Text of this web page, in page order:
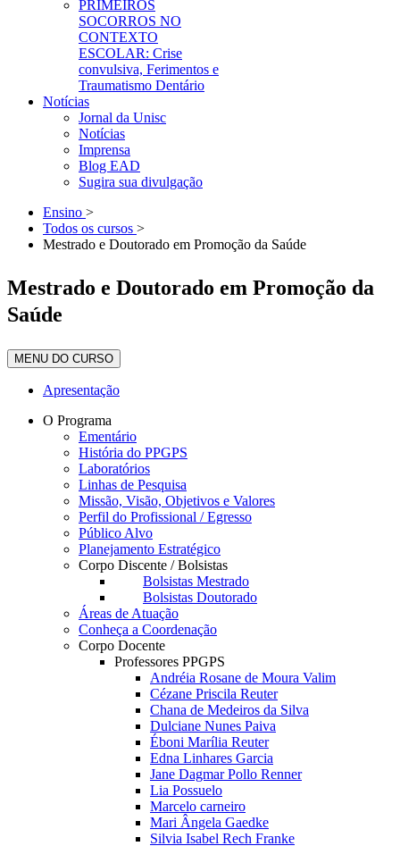
PRIMEIROS
SOCORROS NO
CONTEXTO
ESCOLAR: Crise
convulsiva, Ferimentos e
Traumatismo Dentário
Notícias
Jornal da Unisc
Notícias
Imprensa
Blog EAD
Sugira sua divulgação
Ensino >
Todos os cursos >
Mestrado e Doutorado em Promoção da Saúde
Mestrado e Doutorado em Promoção da
Saúde
MENU DO CURSO
Apresentação
O Programa
Ementário
História do PPGPS
Laboratórios
Linhas de Pesquisa
Missão, Visão, Objetivos e Valores
Perfil do Profissional / Egresso
Público Alvo
Planejamento Estratégico
Corpo Discente / Bolsistas
Bolsistas Mestrado
Bolsistas Doutorado
Áreas de Atuação
Conheça a Coordenação
Corpo Docente
Professores PPGPS
Andréia Rosane de Moura Valim
Cézane Priscila Reuter
Chana de Medeiros da Silva
Dulciane Nunes Paiva
Éboni Marília Reuter
Edna Linhares Garcia
Jane Dagmar Pollo Renner
Lia Possuelo
Marcelo carneiro
Mari Ângela Gaedke
Silvia Isabel Rech Franke